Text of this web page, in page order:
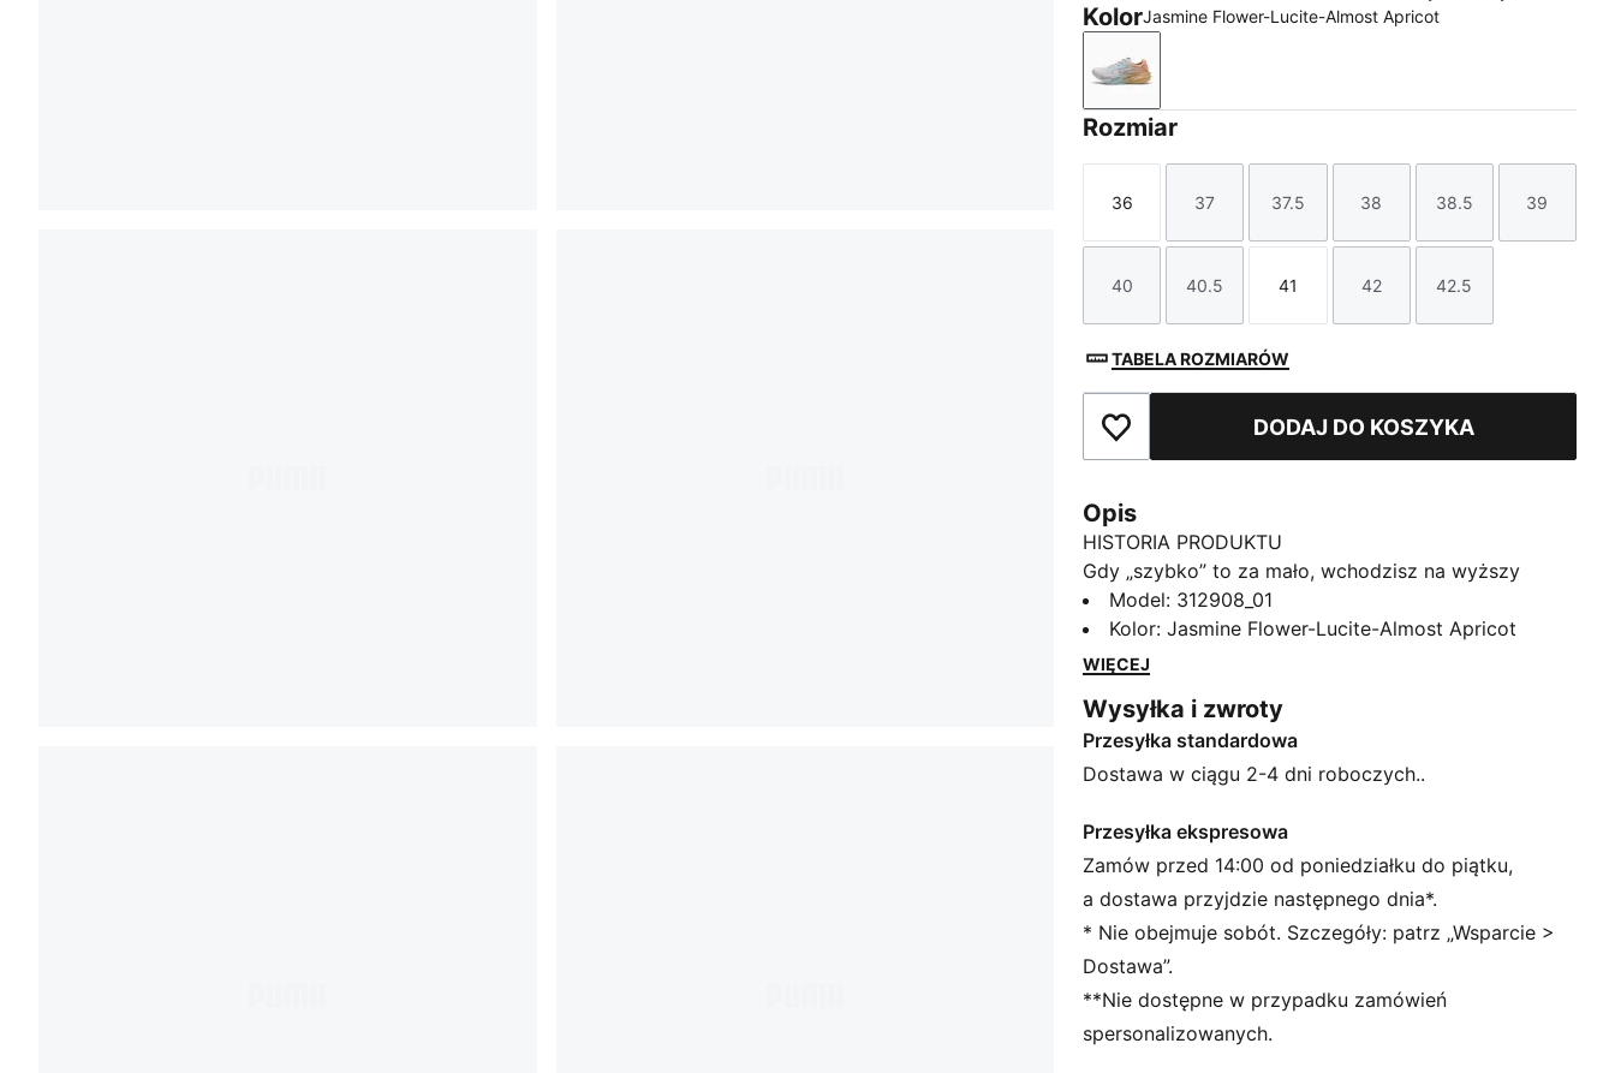
KolorJasmine Flower-Lucite-Almost Apricot
Jasmine Flower-Lucite-Almost Apricot
Rozmiar
Rozmiar
36
Rozmiar
37
Rozmiar
37.5
Rozmiar
38
Rozmiar
38.5
Rozmiar
39
Rozmiar
40
Rozmiar
40.5
Rozmiar
41
Rozmiar
42
Rozmiar
42.5
TABELA ROZMIARÓW
Dodaj do ulubionychDODAJ DO KOSZYKA
Opis
HISTORIA PRODUKTU
Gdy „szybko” to za mało, wchodzisz na wyższy
poziom. Deviate NITRO™ Elite 4 Run Club to but
stworzony na dzień startu, gdy liczy się każda
sekunda. Ulepszona pianka NITROFOAM™ ELITE
niezrównaną prędkość, a przeprojektowana płytka
PWRPLATE kieruje całą energię do przodu. O 12%
lżejszy od poprzedniej wersji Deviate Elite 4 pozwala
swoim tempem. Każdy element dopracowano z myślą
o czymś więcej niż tylko szybkości.
CECHY + KORZYŚCI
NITROFOAM™ Elite: Niewiarygodnie lekka pianka
zapewniająca doskonałą wydajność i niezrównaną
dynamiczność
PWRPLATE: Płytka z włókna węglowego
zaprojektowana z myślą o maksymalnym
Model: 312908_01
Kolor:Jasmine Flower-Lucite-Almost Apricot
WIĘCEJ
Wysyłka i zwroty
Przesyłka standardowa
Dostawa w ciągu 2-4 dni roboczych..
Przesyłka ekspresowa
Zamów przed 14:00 od poniedziałku do piątku,
a dostawa przyjdzie następnego dnia*.
* Nie obejmuje sobót. Szczegóły: patrz „Wsparcie >
Dostawa”.
**Nie dostępne w przypadku zamówień
spersonalizowanych.